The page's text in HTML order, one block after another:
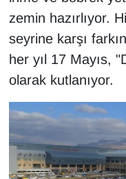
zemin hazırlıyor.
seyrine karşı
her yıl 17 Mayıs,
olarak kutlanıyor.
KURDÎ
MAGAZİN
MEDYA
ONE EKONOMİ
POLİTİKA